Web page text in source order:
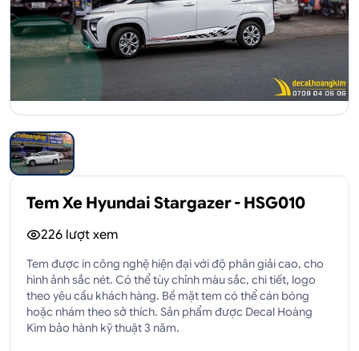
Tem Xe Hyundai Stargazer - HSG010
226 lượt xem
Tem được in công nghệ hiện đại với độ phân giải cao, cho
hình ảnh sắc nét. Có thể tùy chỉnh màu sắc, chi tiết, logo
theo yêu cầu khách hàng. Bề mặt tem có thể cán bóng
hoặc nhám theo sở thích. Sản phẩm được Decal Hoàng
Kim bảo hành kỹ thuật 3 năm.